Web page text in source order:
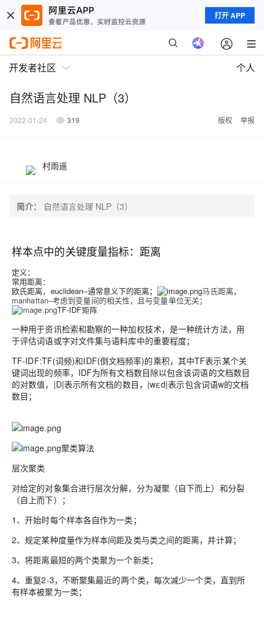
打开 APP
开发者社区 个人
自然语言处理 NLP（3）
2022-01-24 319 版权 举报
村雨遥
简介： 自然语言处理 NLP（3）
样本点中的关键度量指标：距离
定义：
常用距离：
欧氏距离，euclidean–通常意义下的距离；
马氏距离，
manhattan–考虑到变量间的相关性，且与变量单位无关；
TF-IDF矩阵
一种用于资讯检索和勘察的一种加权技术，是一种统计方法，用
于评估词语或字对文件集与语料库中的重要程度；
TF-IDF:TF(词频)和IDF(倒文档频率)的乘积，其中TF表示某个关
键词出现的频率，IDF为所有文档数目除以包含该词语的文档数目
的对数值，|D|表示所有文档的数目，|wεd|表示包含词语w的文档
数目；
聚类算法
层次聚类
对给定的对象集合进行层次分解，分为凝聚（自下而上）和分裂
（自上而下）；
1、开始时每个样本各自作为一类；
2、规定某种度量作为样本间距及类与类之间的距离，并计算；
3、将距离最短的两个类聚为一个新类；
4、重复2-3，不断聚集最近的两个类，每次减少一个类，直到所
有样本被聚为一类；